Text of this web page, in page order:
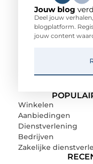
Winkelen
Aanbiedingen
Dienstverlening
Bedrijven
Zakelijke
Jouw blog
Deel jouw
blogplatform.
jouw content